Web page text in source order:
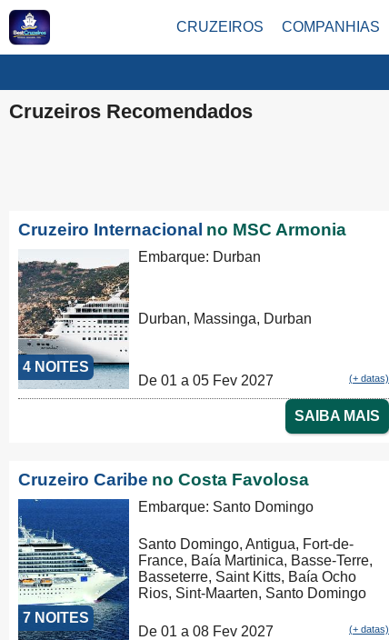
CRUZEIROS COMPANHIAS
Cruzeiros Recomendados
Cruzeiro Internacional no MSC Armonia
4 NOITES
Embarque: Durban
Durban, Massinga, Durban
De 01 a 05 Fev 2027 (+ datas)
SAIBA MAIS
Cruzeiro Caribe no Costa Favolosa
7 NOITES
Embarque: Santo Domingo
Santo Domingo, Antigua, Fort-de-
France, Baía Martinica, Basse-Terre,
Basseterre, Saint Kitts, Baía Ocho
Rios, Sint-Maarten, Santo Domingo
De 01 a 08 Fev 2027 (+ datas)